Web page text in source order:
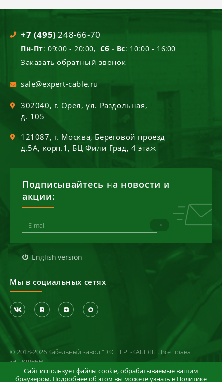
+7 (495) 248-66-70
Пн-Пт: 09:00 - 20:00, Сб - Вс: 10:00 - 16:00
Заказать обратный звонок
sale@expert-cable.ru
302040, г. Орел,ул. Раздольная,
д. 105
121087, г. Москва, Береговой проезд
д.5А, корп.1, БЦ Фили Град, 4 этаж
Подписывайтесь на новости и
акции:
English version
Мы в социальных сетях
© 2018-2026 Кабельный завод "ЭКСПЕРТ-КАБЕЛЬ". Все права
защищены
Политика конфиденциальности
Сайт использует файлы cookie, обрабатываемые вашим
браузером. Подробнее об этом вы можете узнать в Политике